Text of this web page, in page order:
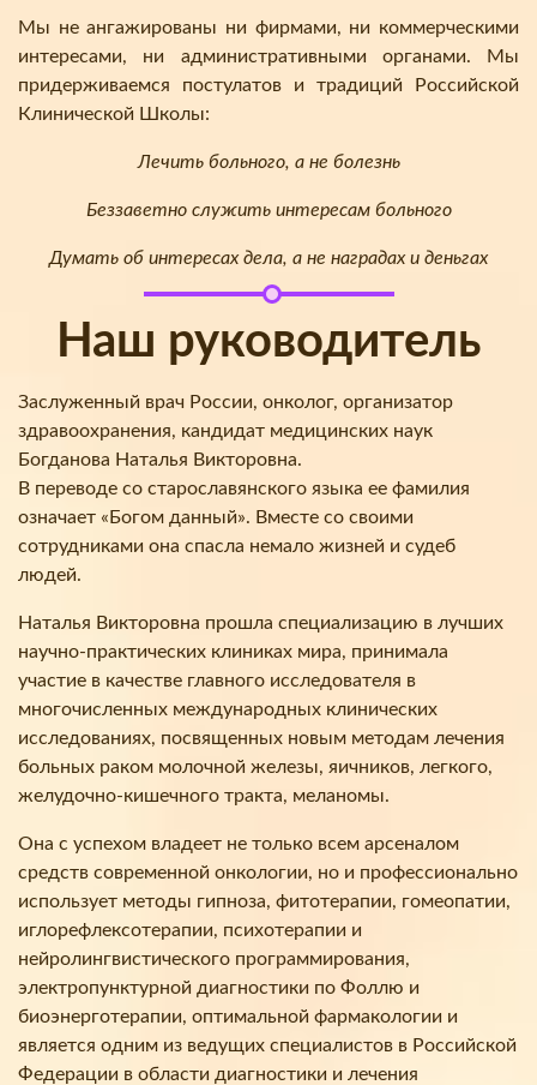
Мы не ангажированы ни фирмами, ни коммерческими
интересами, ни административными органами. Мы
придерживаемся постулатов и традиций Российской
Клинической Школы:
Лечить больного, а не болезнь
Беззаветно служить интересам больного
Думать об интересах дела, а не наградах и деньгах
Наш руководитель
Заслуженный врач России, онколог, организатор
здравоохранения, кандидат медицинских наук
Богданова Наталья Викторовна.
В переводе со старославянского языка ее фамилия
означает «Богом данный». Вместе со своими
сотрудниками она спасла немало жизней и судеб
людей.
Наталья Викторовна прошла специализацию в лучших
научно-практических клиниках мира, принимала
участие в качестве главного исследователя в
многочисленных международных клинических
исследованиях, посвященных новым методам лечения
больных раком молочной железы, яичников, легкого,
желудочно-кишечного тракта, меланомы.
Она с успехом владеет не только всем арсеналом
средств современной онкологии, но и профессионально
использует методы гипноза, фитотерапии, гомеопатии,
иглорефлексотерапии, психотерапии и
нейролингвистического программирования,
электропунктурной диагностики по Фоллю и
биоэнерготерапии, оптимальной фармакологии и
является одним из ведущих специалистов в Российской
Федерации в области диагностики и лечения